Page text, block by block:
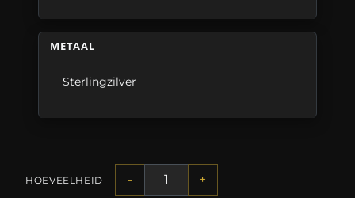
METAAL
Sterlingzilver
HOEVEELHEID - +